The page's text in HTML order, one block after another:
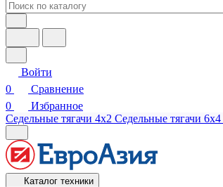
Войти
0
Сравнение
0
Избранное
Седельные тягачи 4х2 Седельные тягачи 6х4
Каталог техники